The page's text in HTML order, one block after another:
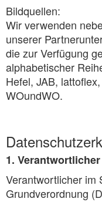
Bildquellen:
Wir verwenden
unserer
die zur Verfügung
alphabetischer
Hefel, JAB,
WOundWO.
1. Verantwortlicher
Verantwortlicher im
Grundverordnung